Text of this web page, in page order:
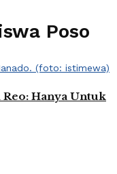
Poso
Hanya Untuk